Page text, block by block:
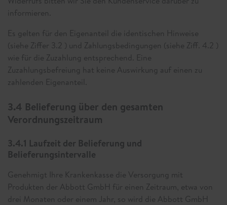
informieren.
Es gelten für den Eigenanteil die identischen Hinweise
(siehe Ziffer 3.2 ) und Zahlungsbedingungen (siehe Ziff. 4.2 )
wie für die Zuzahlung entsprechend. Eine
Zuzahlungsbefreiung hat keine Auswirkung auf einen zu
zahlenden Eigenanteil.
3.4 Belieferung über den gesamten
Verordnungszeitraum
3.4.1 Laufzeit der Belieferung und
Belieferungsintervalle
Genehmigt Ihre Krankenkasse die Versorgung mit
Produkten der Abbott GmbH für einen Zeitraum, etwa von
drei Monaten oder einem Jahr, so wird die Abbott GmbH